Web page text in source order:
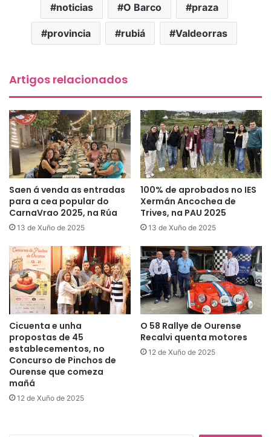
noticias O Barco praza
provincia rubiá Valdeorras
Artigos relacionados
Saen á venda as entradas
para a cea popular do
CarnaVrao 2025, na Rúa
13 de Xuño de 2025
100% de aprobados no IES
Xermán Ancochea de
Trives, na PAU 2025
13 de Xuño de 2025
Cicuenta e unha
propostas de 45
establecementos, no
Concurso de Pinchos de
Ourense que comeza
mañá
12 de Xuño de 2025
O 58 Rallye de Ourense
Recalvi quenta motores
12 de Xuño de 2025